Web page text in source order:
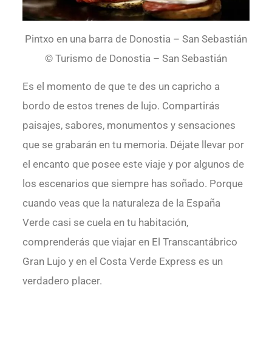
Pintxo en una barra de Donostia – San Sebastián
© Turismo de Donostia – San Sebastián
Es el momento de que te des un capricho a
bordo de estos trenes de lujo. Compartirás
paisajes, sabores, monumentos y sensaciones
que se grabarán en tu memoria. Déjate llevar por
el encanto que posee este viaje y por algunos de
los escenarios que siempre has soñado. Porque
cuando veas que la naturaleza de la España
Verde casi se cuela en tu habitación,
comprenderás que viajar en El Transcantábrico
Gran Lujo y en el Costa Verde Express es un
verdadero placer.